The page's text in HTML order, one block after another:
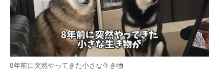
8年前に突然やってきた小さな生き物